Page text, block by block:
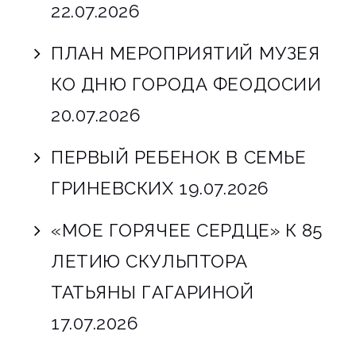
22.07.2026
ПЛАН МЕРОПРИЯТИЙ МУЗЕЯ
КО ДНЮ ГОРОДА ФЕОДОСИИ
20.07.2026
ПЕРВЫЙ РЕБЕНОК В СЕМЬЕ
ГРИНЕВСКИХ 19.07.2026
«МОЕ ГОРЯЧЕЕ СЕРДЦЕ» К 85
ЛЕТИЮ СКУЛЬПТОРА
ТАТЬЯНЫ ГАГАРИНОЙ
17.07.2026